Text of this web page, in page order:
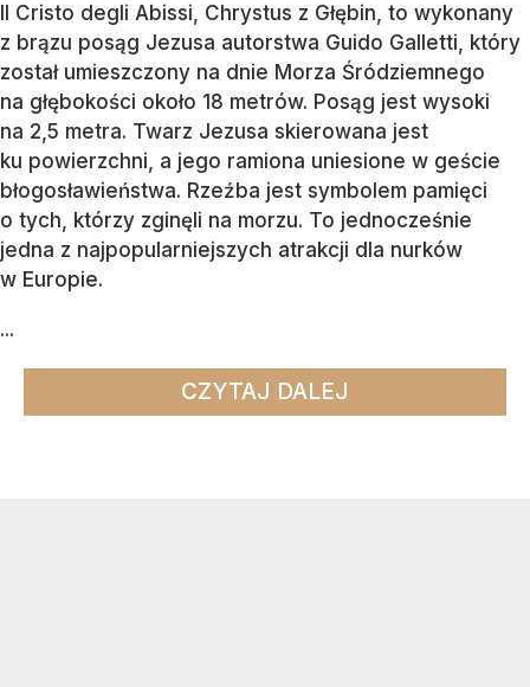
Il Cristo degli Abissi, Chrystus z Głębin, to wykonany
z brązu posąg Jezusa autorstwa Guido Galletti, który
został umieszczony na dnie Morza Śródziemnego
na głębokości około 18 metrów. Posąg jest wysoki
na 2,5 metra. Twarz Jezusa skierowana jest
ku powierzchni, a jego ramiona uniesione w geście
błogosławieństwa. Rzeźba jest symbolem pamięci
o tych, którzy zginęli na morzu. To jednocześnie
jedna z najpopularniejszych atrakcji dla nurków
w Europie.
...
CZYTAJ DALEJ